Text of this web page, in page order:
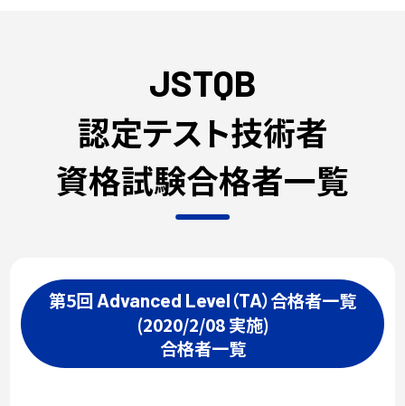
JSTQB
認定テスト技術者
資格試験合格者一覧
第5回 Advanced Level（TA）合格者一覧
(2020/2/08 実施)
合格者一覧